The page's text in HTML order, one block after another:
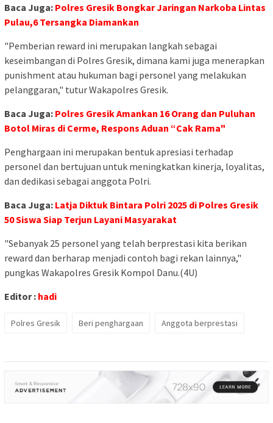
Baca Juga: Polres Gresik Bongkar Jaringan Narkoba Lintas
Pulau,6 Tersangka Diamankan
"Pemberian reward ini merupakan langkah sebagai
keseimbangan di Polres Gresik, dimana kami juga menerapkan
punishment atau hukuman bagi personel yang melakukan
pelanggaran," tutur Wakapolres Gresik.
Baca Juga: Polres Gresik Amankan 16 Orang dan Puluhan
Botol Miras di Cerme, Respons Aduan “Cak Rama"
Penghargaan ini merupakan bentuk apresiasi terhadap
personel dan bertujuan untuk meningkatkan kinerja, loyalitas,
dan dedikasi sebagai anggota Polri.
Baca Juga: Latja Diktuk Bintara Polri 2025 di Polres Gresik
50 Siswa Siap Terjun Layani Masyarakat
"Sebanyak 25 personel yang telah berprestasi kita berikan
reward dan berharap menjadi contoh bagi rekan lainnya,"
pungkas Wakapolres Gresik Kompol Danu.(4U)
Editor : hadi
Polres Gresik Beri penghargaan Anggota berprestasi